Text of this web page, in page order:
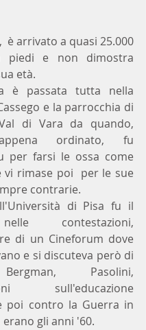
è arrivato a quasi 25.000
e non dimostra
età.
è passata tutta nella
e la parrocchia di
di Vara da quando,
ordinato, fu
per farsi le ossa come
vi rimase poi  per le sue
contrarie.
di Pisa fu il
contestazioni,
di un Cineforum dove
e si discuteva però di
Pasolini,
sull'educazione
poi contro la Guerra in
gli anni '60.